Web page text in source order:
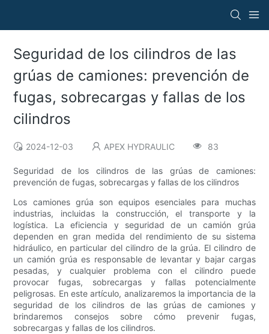
Seguridad de los cilindros de las
grúas de camiones: prevención de
fugas, sobrecargas y fallas de los
cilindros
2024-12-03 APEX HYDRAULIC 83
Seguridad de los cilindros de las grúas de camiones:
prevención de fugas, sobrecargas y fallas de los cilindros
Los camiones grúa son equipos esenciales para muchas
industrias, incluidas la construcción, el transporte y la
logística. La eficiencia y seguridad de un camión grúa
dependen en gran medida del rendimiento de su sistema
hidráulico, en particular del cilindro de la grúa. El cilindro de
un camión grúa es responsable de levantar y bajar cargas
pesadas, y cualquier problema con el cilindro puede
provocar fugas, sobrecargas y fallas potencialmente
peligrosas. En este artículo, analizaremos la importancia de la
seguridad de los cilindros de las grúas de camiones y
brindaremos consejos sobre cómo prevenir fugas,
sobrecargas y fallas de los cilindros.